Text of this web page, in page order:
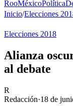
RooMéxicoPolítica
Inicio/Elecciones
Elecciones 2018
Alianza
al debate
R
Redacción·18 de